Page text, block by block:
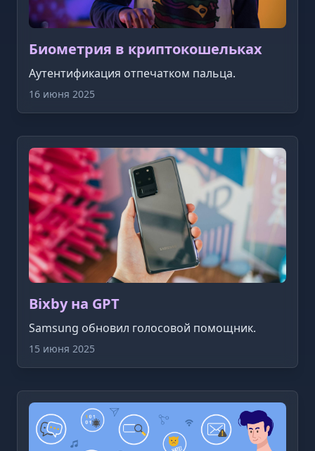
Биометрия в криптокошельках
Аутентификация отпечатком пальца.
16 июня 2025
Bixby на GPT
Samsung обновил голосовой помощник.
15 июня 2025